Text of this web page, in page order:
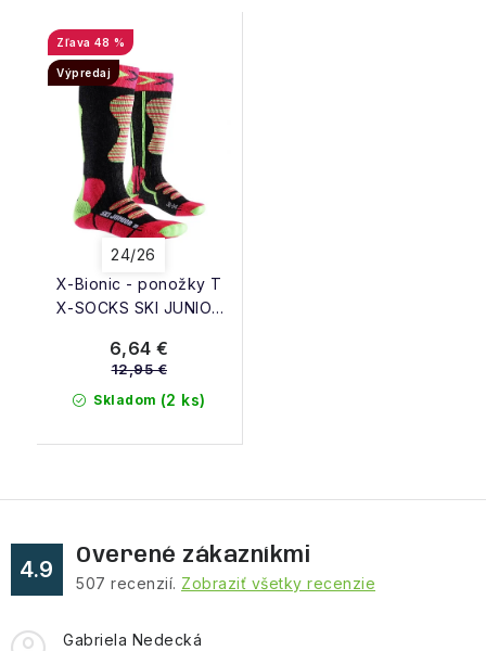
X-Bionic - ponožky T
X-SOCKS SKI JUNIOR
48 %
Výpredaj
24/26
Skladom (2 ks)
6,64 €
12,95 €
4.9
Overené zákazníkmi
507 recenzií. Zobraziť všetky recenzie
Gabriela Nedecká